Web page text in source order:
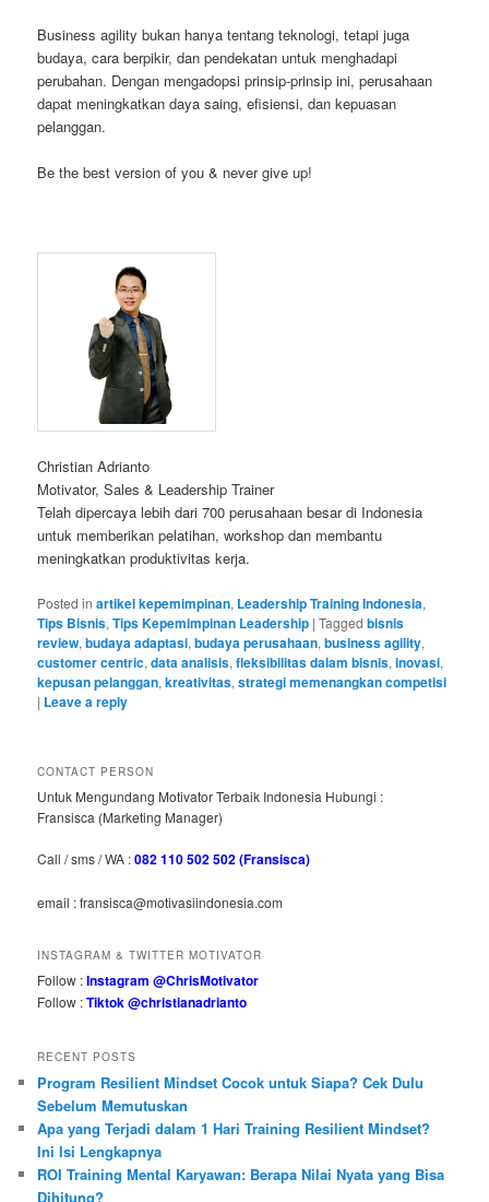
Business agility bukan hanya tentang teknologi, tetapi juga
budaya, cara berpikir, dan pendekatan untuk menghadapi
perubahan. Dengan mengadopsi prinsip-prinsip ini, perusahaan
dapat meningkatkan daya saing, efisiensi, dan kepuasan
pelanggan.
Be the best version of you & never give up!
Christian Adrianto
Motivator, Sales & Leadership Trainer
Telah dipercaya lebih dari 700 perusahaan besar di Indonesia
untuk memberikan pelatihan, workshop dan membantu
meningkatkan produktivitas kerja.
Posted in artikel kepemimpinan, Leadership Training Indonesia,
Tips Bisnis,Tips Kepemimpinan Leadership |Tagged bisnis
review,budaya adaptasi,budaya perusahaan,business agility,
customer centric,data analisis,fleksibilitas dalam bisnis,inovasi,
kepusan pelanggan,kreativitas,strategi memenangkan competisi
| Leave a reply
CONTACT PERSON
Untuk Mengundang Motivator Terbaik Indonesia Hubungi :
Fransisca (Marketing Manager)
Call / sms / WA :082 110 502 502 (Fransisca)
email : fransisca@motivasiindonesia.com
INSTAGRAM & TWITTER MOTIVATOR
Follow :Instagram @ChrisMotivator
Follow :Tiktok @christianadrianto
RECENT POSTS
Program Resilient Mindset Cocok untuk Siapa? Cek Dulu
Sebelum Memutuskan
Apa yang Terjadi dalam 1 Hari Training Resilient Mindset?
Ini Isi Lengkapnya
ROI Training Mental Karyawan: Berapa Nilai Nyata yang Bisa
Dihitung?